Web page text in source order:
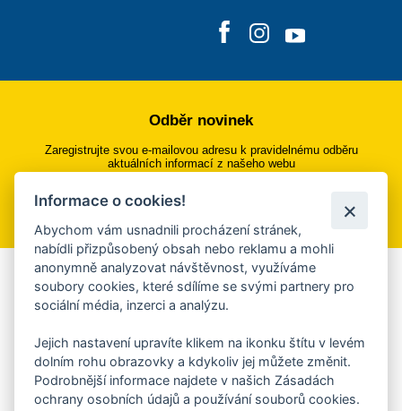
Odběr novinek
Zaregistrujte svou e-mailovou adresu k pravidelnému odběru
aktuálních informací z našeho webu
Přihlásit se k odběru
Aplikace Mobilní rozhlas
Chcete dostávat do svého mobilu či mailu upozornění na
ankety, pozvánky na kulturní a sportovní akce?
Více informací o aplikaci
Informace o cookies!
Abychom vám usnadnili procházení stránek,
nabídli přizpůsobený obsah nebo reklamu a mohli
anonymně analyzovat návštěvnost, využíváme
soubory cookies, které sdílíme se svými partnery pro
sociální média, inzerci a analýzu.
Jejich nastavení upravíte klikem na ikonku štítu v levém
dolním rohu obrazovky a kdykoliv jej můžete změnit.
Podrobnější informace najdete v našich Zásadách
ochrany osobních údajů a používání souborů cookies.